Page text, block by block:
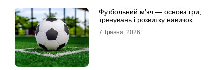
Футбольний м’яч — основа гри,
тренувань і розвитку навичок
7 Травня, 2026